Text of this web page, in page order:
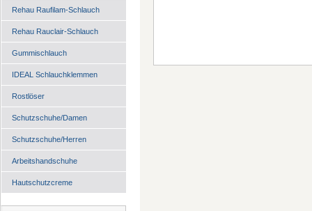
Rehau Raufilam-Schlauch
Rehau Rauclair-Schlauch
Gummischlauch
IDEAL Schlauchklemmen
Rostlöser
Schutzschuhe/Damen
Schutzschuhe/Herren
Arbeitshandschuhe
Hautschutzcreme